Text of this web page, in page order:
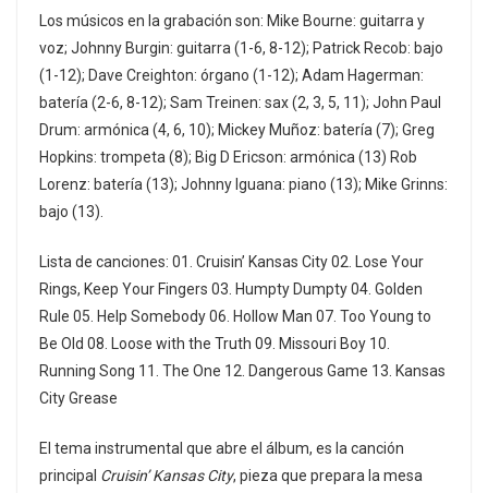
Los músicos en la grabación son: Mike Bourne: guitarra y
voz; Johnny Burgin: guitarra (1-6, 8-12); Patrick Recob: bajo
(1-12); Dave Creighton: órgano (1-12); Adam Hagerman:
batería (2-6, 8-12); Sam Treinen: sax (2, 3, 5, 11); John Paul
Drum: armónica (4, 6, 10); Mickey Muñoz: batería (7); Greg
Hopkins: trompeta (8); Big D Ericson: armónica (13) Rob
Lorenz: batería (13); Johnny Iguana: piano (13); Mike Grinns:
bajo (13).
Lista de canciones: 01. Cruisin’ Kansas City 02. Lose Your
Rings, Keep Your Fingers 03. Humpty Dumpty 04. Golden
Rule 05. Help Somebody 06. Hollow Man 07. Too Young to
Be Old 08. Loose with the Truth 09. Missouri Boy 10.
Running Song 11. The One 12. Dangerous Game 13. Kansas
City Grease
El tema instrumental que abre el álbum, es la canción
principal Cruisin’ Kansas City, pieza que prepara la mesa